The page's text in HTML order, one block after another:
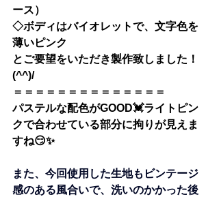
ース）
◇ボディはバイオレットで、文字色を
薄いピンク
とご要望をいただき製作致しました！
(^^)/
＝＝＝＝＝＝＝＝＝＝＝＝＝＝
パステルな配色がGOOD💓ライトピン
クで合わせている部分に拘りが見えま
すね😏✨
また、今回使用した生地も ビンテージ
感のある風合いで、洗いのかかった後